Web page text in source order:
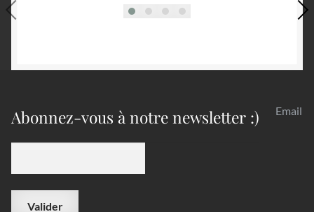
Abonnez-vous à notre newsletter :) Email